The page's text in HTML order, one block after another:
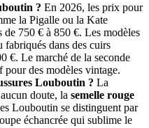
? En 2026, les prix pour
la Pigalle ou la Kate
de 750 € à 850 €. Les modèles
fabriqués dans des cuirs
€. Le marché de la seconde
pour des modèles vintage.
Louboutin ? La
doute, la semelle rouge
Louboutin se distinguent par
échancrée qui sublime le